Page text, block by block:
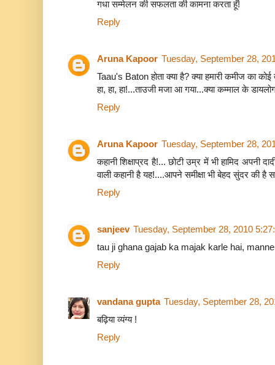
गधा सम्मेलन की सफलता की कामना करता हूँ!
Reply
Aruna Kapoor Tuesday, September 28,
Taau's Baton होता क्या है? क्या हमारी कमीज का
हा, हा, हा!...ताउजी मजा आ गया...क्या कम्माल के
Reply
Aruna Kapoor Tuesday, September 28,
कहानी शिक्षाप्रद है!... छोटी उम्र में भी हामिद अपनी
वाली कहानी है यह!....आपने समीक्षा भी बेहद सुंदर की है
Reply
sanjeev Tuesday, September 28, 2010
tau ji ghana gajab ka majak karle hai,
Reply
vandana gupta Tuesday, September 28,
बढ़िया व्यंग्य !
Reply